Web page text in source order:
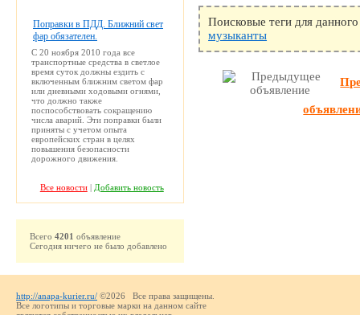
Поисковые теги для
музыканты
Поправки в ПДД. Ближний свет
фар обязателен.
С 20 ноября 2010 года все
транспортные средства в светлое
время суток должны ездить с
включенным ближним светом фар
или дневными ходовыми огнями,
что должно также
поспособствовать сокращению
числа аварий. Эти поправки были
приняты с учетом опыта
европейских стран в целях
повышения безопасности
дорожного движения.
Все новости| Добавить новость
Всего 4201 объявление
Сегодня ничего не было добавлено
http://anapa-kurier.ru/ ©2026 Все права защищены.
Все логотипы и торговые марки на данном сайте